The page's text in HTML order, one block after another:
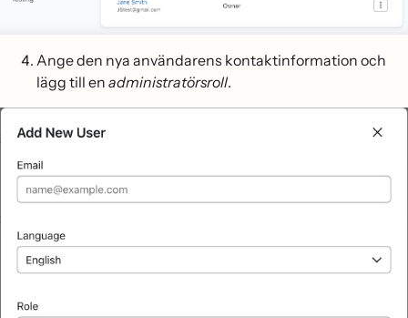
Ange den nya användarens kontaktinformation och
lägg till en administratörsroll.